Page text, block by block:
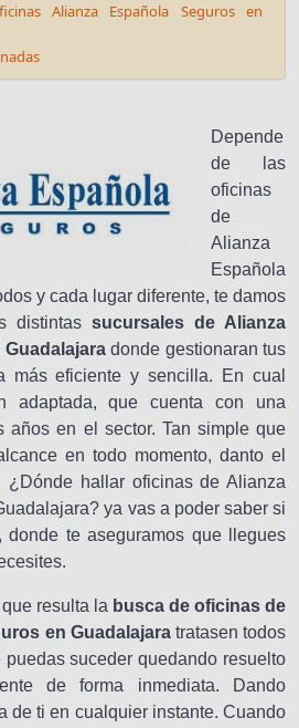
Alianza Española Seguros en
Depende
de las
oficinas
de
Alianza
Española
y cada lugar diferente, te damos
distintas sucursales de Alianza
donde gestionaran tus
más eficiente y sencilla. En cual
adaptada, que cuenta con una
años en el sector. Tan simple que
en todo momento, danto el
¿Dónde hallar oficinas de Alianza
ya vas a poder saber si
donde te aseguramos que llegues
resulta la busca de oficinas de
en Guadalajaratratasen todos
puedas suceder quedando resuelto
de forma inmediata. Dando
de ti en cualquier instante. Cuando